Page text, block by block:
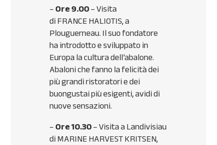
–Ore 9.00– Visita
diFRANCEHALIOTIS, a
Plouguerneau. Il suo fondatore
ha introdotto e sviluppato in
Europa la cultura dell’abalone.
Abaloni che fanno la felicità dei
più grandi ristoratori e dei
buongustai più esigenti, avidi di
nuove sensazioni.
–Ore 10.30– Visita a Landivisiau
diMARINEHARVESTKRITSEN,